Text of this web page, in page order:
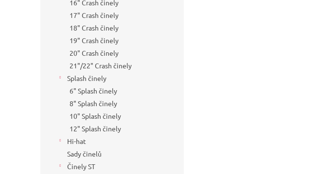
16" Crash činely
17" Crash činely
18" Crash činely
19" Crash činely
20" Crash činely
21"/22" Crash činely
Splash činely
6" Splash činely
8" Splash činely
10" Splash činely
12" Splash činely
Hi-hat
Sady činelů
Činely ST